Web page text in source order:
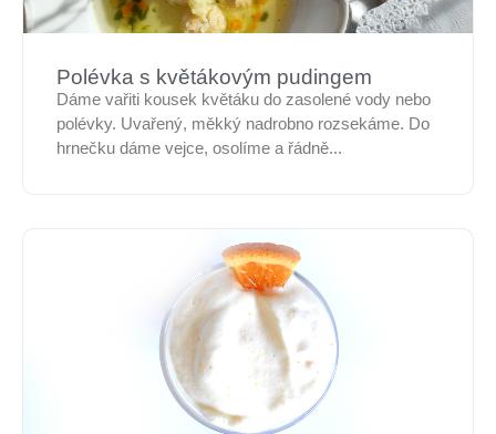
Polévka s květákovým pudingem
Dáme vařiti kousek květáku do zasolené vody nebo
polévky. Uvařený, měkký nadrobno rozsekáme. Do
hrnečku dáme vejce, osolíme a řádně...